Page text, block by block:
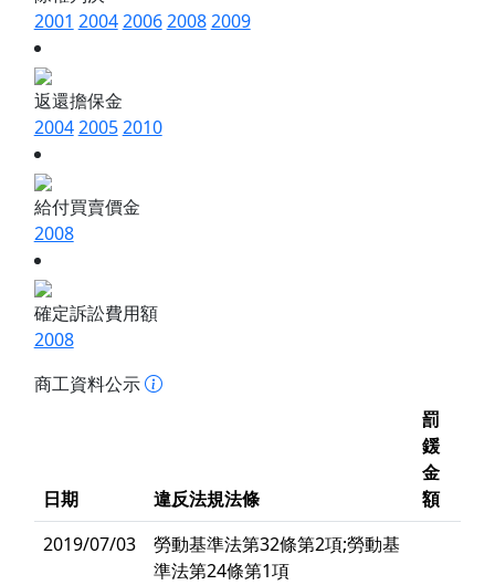
2001 2004200620082009
返還擔保金
200420052010
給付買賣價金
2008
確定訴訟費用額
2008
商工資料公示
日期 違反法規法條
罰
鍰
金
額
2019/07/03
勞動基準法第32條第2項;勞動基
準法第24條第1項